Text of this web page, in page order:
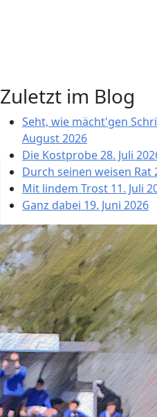
Zuletzt im Blog
Seht, wie mächt'gen
August 2026
Die Kostprobe28. Juli
Durch seinen weisen Rat
Mit lindem Trost 11. Juli
Ganz dabei 19. Juni 2026